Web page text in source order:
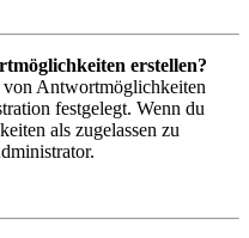
erstellen?
Antwortmöglichkeiten
festgelegt. Wenn du
als zugelassen zu